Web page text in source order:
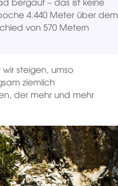
4.440 Meter über dem
von 570 Metern
steigen, umso
ziemlich
der mehr und mehr